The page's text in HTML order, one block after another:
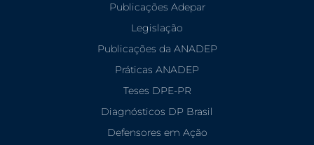
Publicações Adepar
Legislação
Publicações da ANADEP
Práticas ANADEP
Teses DPE-PR
Diagnósticos DP Brasil
Defensores em Ação